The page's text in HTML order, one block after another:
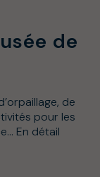
de
de
pour les
En détail